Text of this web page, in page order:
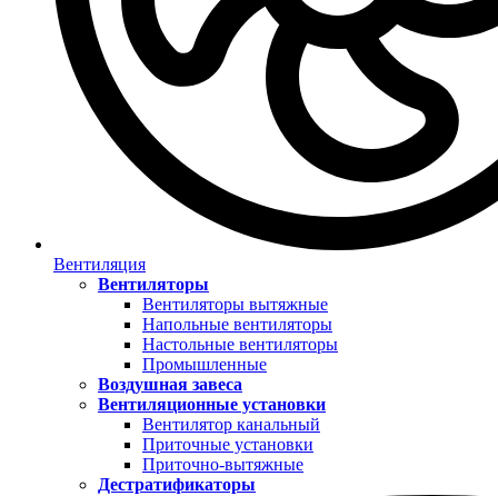
Вентиляция
Вентиляторы
Вентиляторы вытяжные
Напольные вентиляторы
Настольные вентиляторы
Промышленные
Воздушная завеса
Вентиляционные установки
Вентилятор канальный
Приточные установки
Приточно-вытяжные
Дестратификаторы